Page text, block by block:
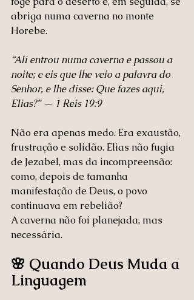
abriga numa caverna no monte
Horebe.
“Ali entrou numa caverna e passou a
noite; e eis que lhe veio a palavra do
Senhor, e lhe disse: Que fazes aqui,
Elias?” — 1 Reis 19:9
Não era apenas medo. Era exaustão,
frustração e solidão. Elias não fugia
de Jezabel, mas da incompreensão:
como, depois de tamanha
manifestação de Deus, o povo
continuava em rebelião?
A caverna não foi planejada, mas
necessária.
🌸 Quando Deus Muda a
Linguagem